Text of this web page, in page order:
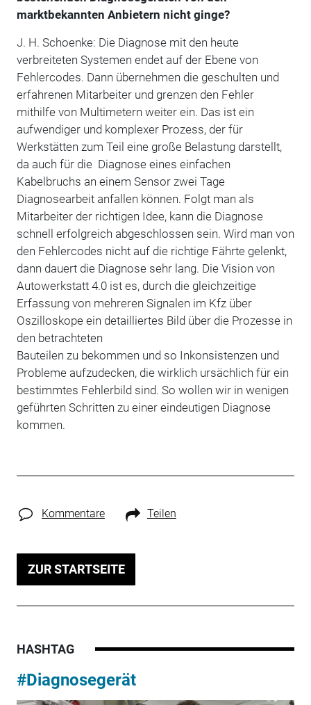
marktbekannten Anbietern nicht ginge?
J. H. Schoenke: Die Diagnose mit den heute
verbreiteten Systemen endet auf der Ebene von
Fehlercodes. Dann übernehmen die geschulten und
erfahrenen Mitarbeiter und grenzen den Fehler
mithilfe von Multimetern weiter ein. Das ist ein
aufwendiger und komplexer Prozess, der für
Werkstätten zum Teil eine große Belastung darstellt,
da auch für die Diagnose eines einfachen
Kabelbruchs an einem Sensor zwei Tage
Diagnosearbeit anfallen können. Folgt man als
Mitarbeiter der richtigen Idee, kann die Diagnose
schnell erfolgreich abgeschlossen sein. Wird man von
den Fehlercodes nicht auf die richtige Fährte gelenkt,
dann dauert die Diagnose sehr lang. Die Vision von
Autowerkstatt 4.0 ist es, durch die gleichzeitige
Erfassung von mehreren Signalen im Kfz über
Oszilloskope ein detailliertes Bild über die Prozesse in
den betrachteten
Bauteilen zu bekommen und so Inkonsistenzen und
Probleme aufzudecken, die wirklich ursächlich für ein
bestimmtes Fehlerbild sind. So wollen wir in wenigen
geführten Schritten zu einer eindeutigen Diagnose
kommen.
Kommentare Teilen
ZUR STARTSEITE
HASHTAG
#Diagnosegerät